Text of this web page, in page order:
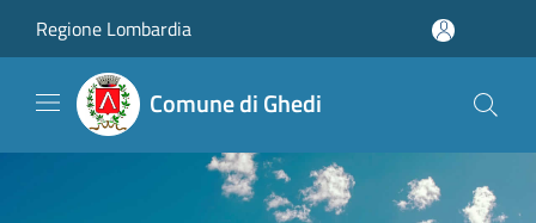
Regione Lombardia
Comune di Ghedi